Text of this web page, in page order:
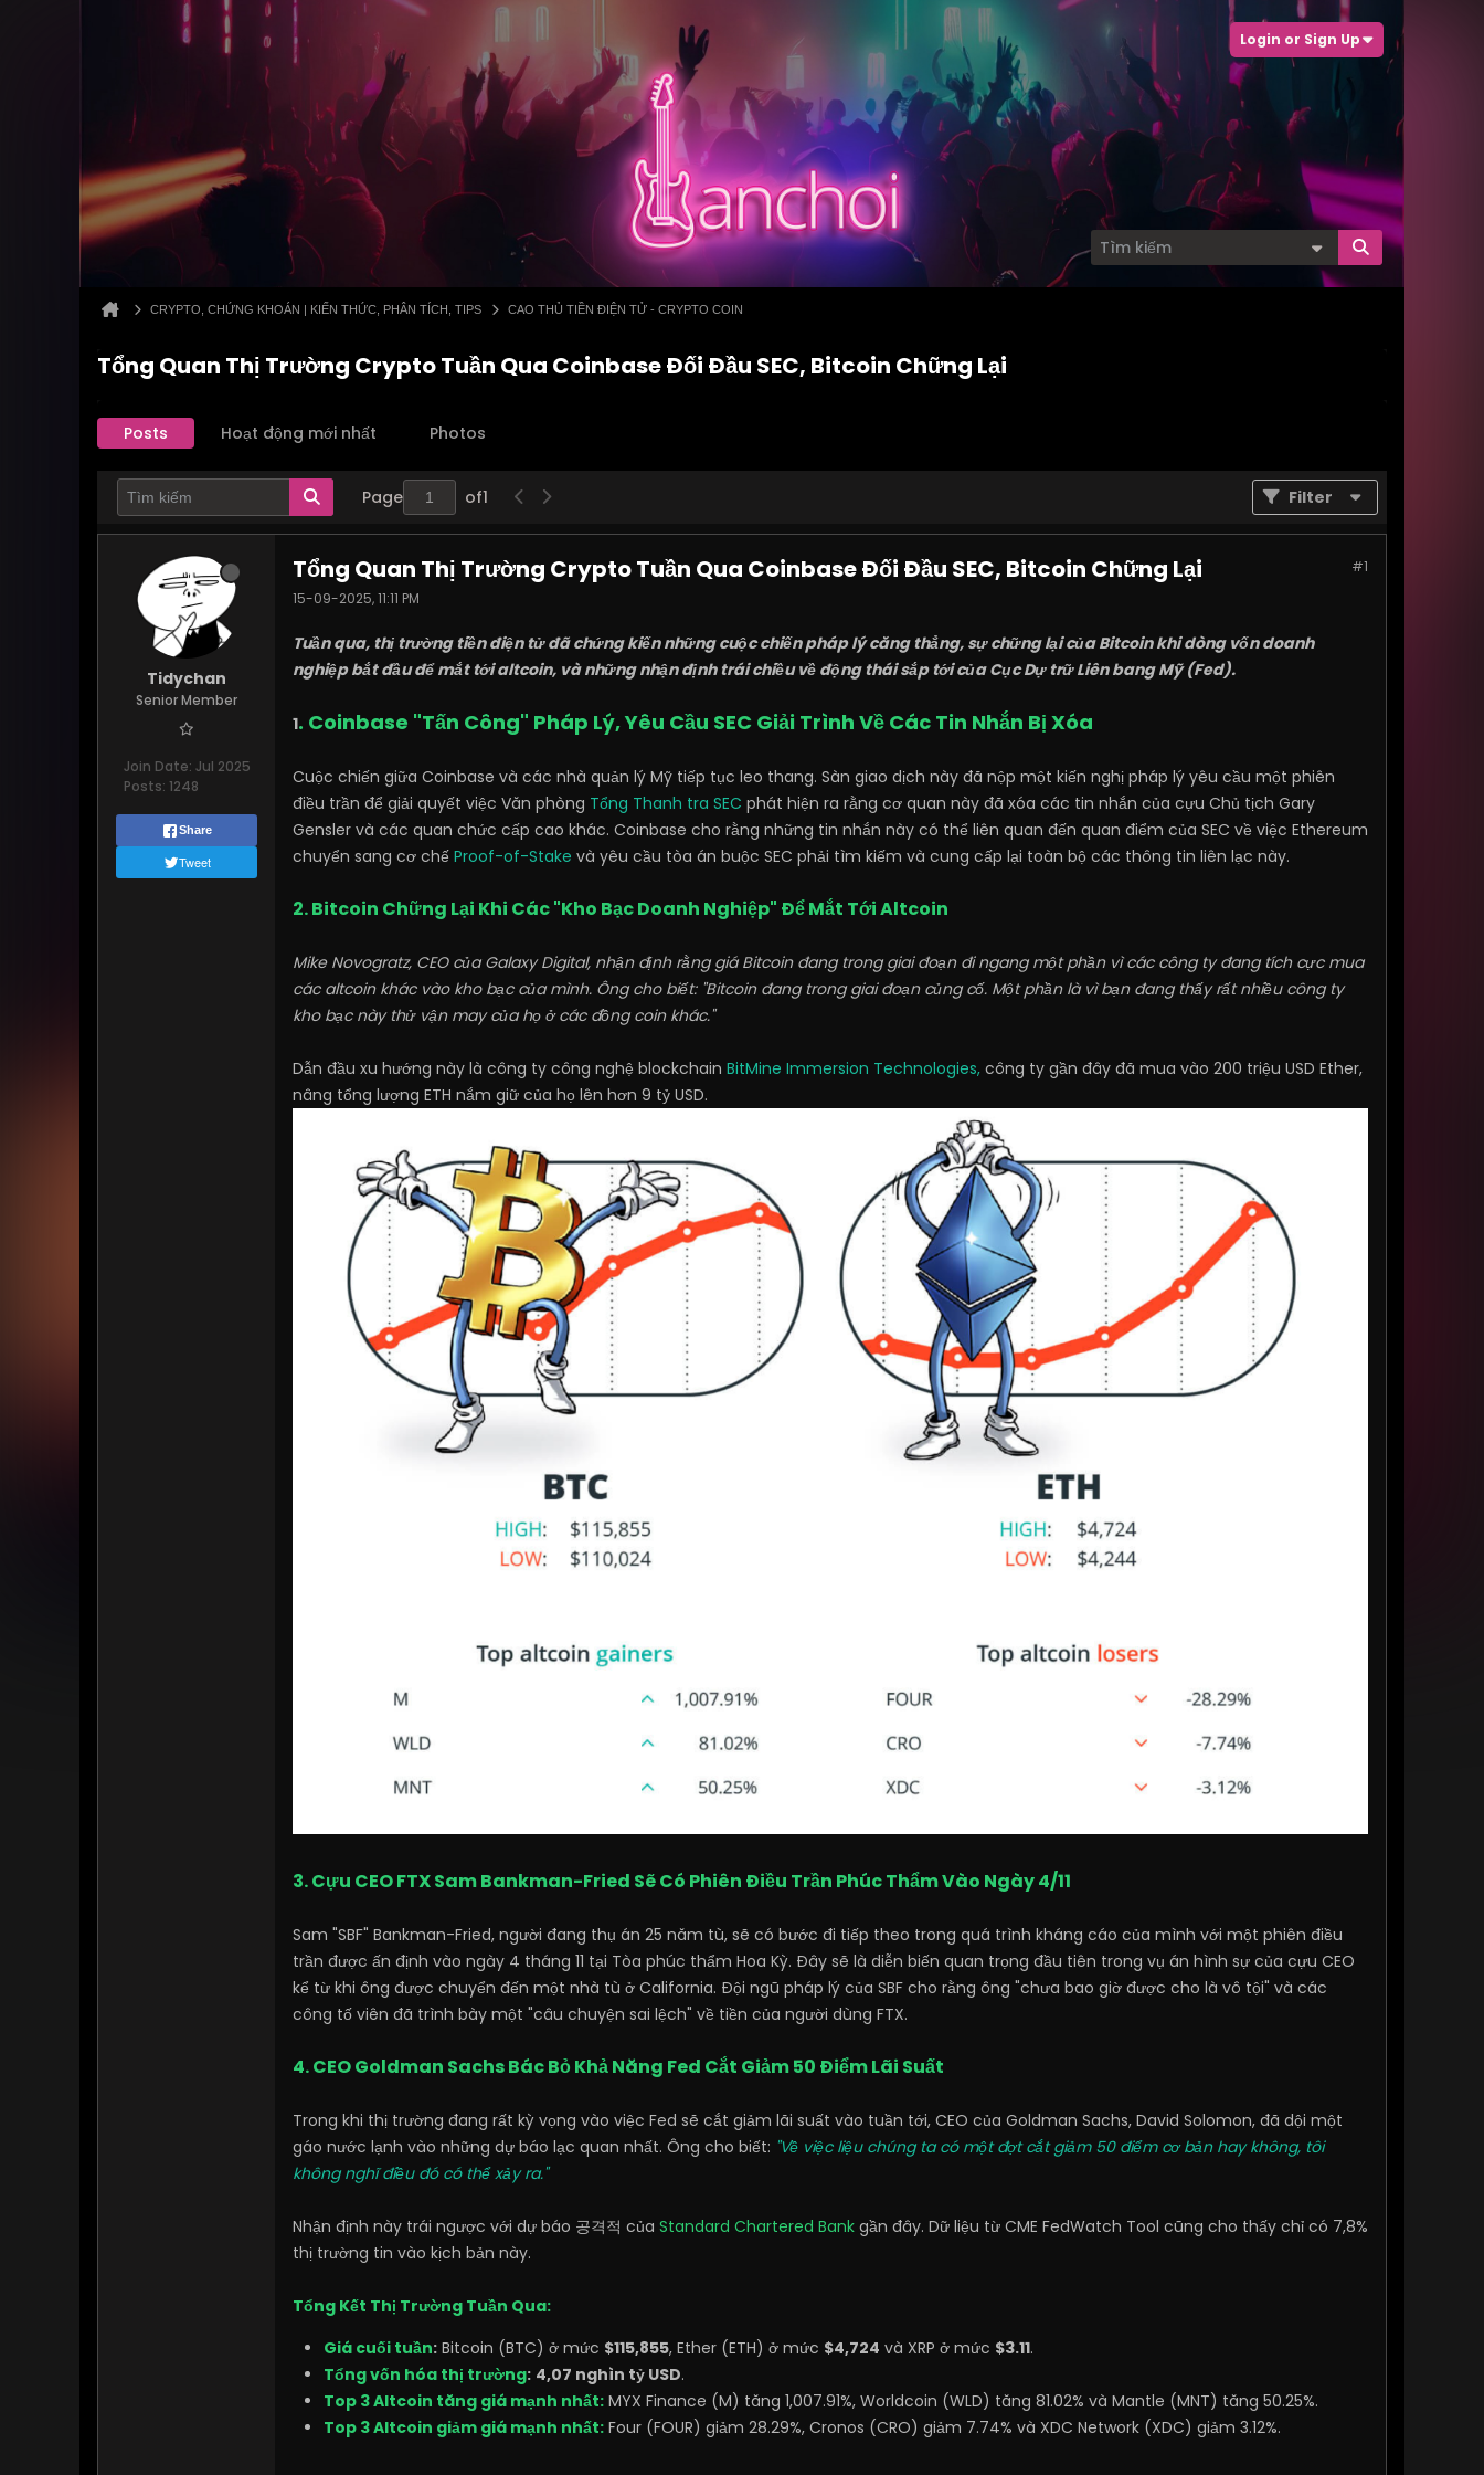
Login or Sign Up
CRYPTO, CHỨNG KHOÁN | KIẾN THỨC, PHÂN TÍCH, TIPS CAO THỦ TIỀN ĐIỆN TỬ - CRYPTO COIN
Tổng Quan Thị Trường Crypto Tuần Qua Coinbase Đối Đầu SEC, Bitcoin Chững Lại
Posts Hoạt động mới nhất Photos
Page of1 Filter
Tidychan
Senior Member
Join Date: Jul 2025
Posts: 1248
Share
Tweet
#1
Tổng Quan Thị Trường Crypto Tuần Qua Coinbase Đối Đầu SEC, Bitcoin Chững Lại
15-09-2025, 11:11 PM
Tuần qua, thị trường tiền điện tử đã chứng kiến những cuộc chiến pháp lý căng thẳng, sự chững lại của Bitcoin khi dòng vốn doanh
nghiệp bắt đầu để mắt tới altcoin, và những nhận định trái chiều về động thái sắp tới của Cục Dự trữ Liên bang Mỹ (Fed).
1. Coinbase "Tấn Công" Pháp Lý, Yêu Cầu SEC Giải Trình Về Các Tin Nhắn Bị Xóa
Cuộc chiến giữa Coinbase và các nhà quản lý Mỹ tiếp tục leo thang. Sàn giao dịch này đã nộp một kiến nghị pháp lý yêu cầu một phiên
điều trần để giải quyết việc Văn phòng Tổng Thanh tra SEC phát hiện ra rằng cơ quan này đã xóa các tin nhắn của cựu Chủ tịch Gary
Gensler và các quan chức cấp cao khác. Coinbase cho rằng những tin nhắn này có thể liên quan đến quan điểm của SEC về việc Ethereum
chuyển sang cơ chế Proof-of-Stake và yêu cầu tòa án buộc SEC phải tìm kiếm và cung cấp lại toàn bộ các thông tin liên lạc này.
2. Bitcoin Chững Lại Khi Các "Kho Bạc Doanh Nghiệp" Để Mắt Tới Altcoin
Mike Novogratz, CEO của Galaxy Digital, nhận định rằng giá Bitcoin đang trong giai đoạn đi ngang một phần vì các công ty đang tích cực mua
các altcoin khác vào kho bạc của mình. Ông cho biết: "Bitcoin đang trong giai đoạn củng cố. Một phần là vì bạn đang thấy rất nhiều công ty
kho bạc này thử vận may của họ ở các đồng coin khác."
Dẫn đầu xu hướng này là công ty công nghệ blockchain BitMine Immersion Technologies, công ty gần đây đã mua vào 200 triệu USD Ether,
nâng tổng lượng ETH nắm giữ của họ lên hơn 9 tỷ USD.
3. Cựu CEO FTX Sam Bankman-Fried Sẽ Có Phiên Điều Trần Phúc Thẩm Vào Ngày 4/11
Sam "SBF" Bankman-Fried, người đang thụ án 25 năm tù, sẽ có bước đi tiếp theo trong quá trình kháng cáo của mình với một phiên điều
trần được ấn định vào ngày 4 tháng 11 tại Tòa phúc thẩm Hoa Kỳ. Đây sẽ là diễn biến quan trọng đầu tiên trong vụ án hình sự của cựu CEO
kể từ khi ông được chuyển đến một nhà tù ở California. Đội ngũ pháp lý của SBF cho rằng ông "chưa bao giờ được cho là vô tội" và các
công tố viên đã trình bày một "câu chuyện sai lệch" về tiền của người dùng FTX.
4. CEO Goldman Sachs Bác Bỏ Khả Năng Fed Cắt Giảm 50 Điểm Lãi Suất
Trong khi thị trường đang rất kỳ vọng vào việc Fed sẽ cắt giảm lãi suất vào tuần tới, CEO của Goldman Sachs, David Solomon, đã dội một
gáo nước lạnh vào những dự báo lạc quan nhất. Ông cho biết: "Về việc liệu chúng ta có một đợt cắt giảm 50 điểm cơ bản hay không, tôi
không nghĩ điều đó có thể xảy ra."
Nhận định này trái ngược với dự báo 공격적 của Standard Chartered Bank gần đây. Dữ liệu từ CME FedWatch Tool cũng cho thấy chỉ có 7,8%
thị trường tin vào kịch bản này.
Tổng Kết Thị Trường Tuần Qua:
Giá cuối tuần: Bitcoin (BTC) ở mức $115,855, Ether (ETH) ở mức $4,724 và XRP ở mức $3.11.
Tổng vốn hóa thị trường: 4,07 nghìn tỷ USD.
Top 3 Altcoin tăng giá mạnh nhất: MYX Finance (M) tăng 1,007.91%, Worldcoin (WLD) tăng 81.02% và Mantle (MNT) tăng 50.25%.
Top 3 Altcoin giảm giá mạnh nhất: Four (FOUR) giảm 28.29%, Cronos (CRO) giảm 7.74% và XDC Network (XDC) giảm 3.12%.